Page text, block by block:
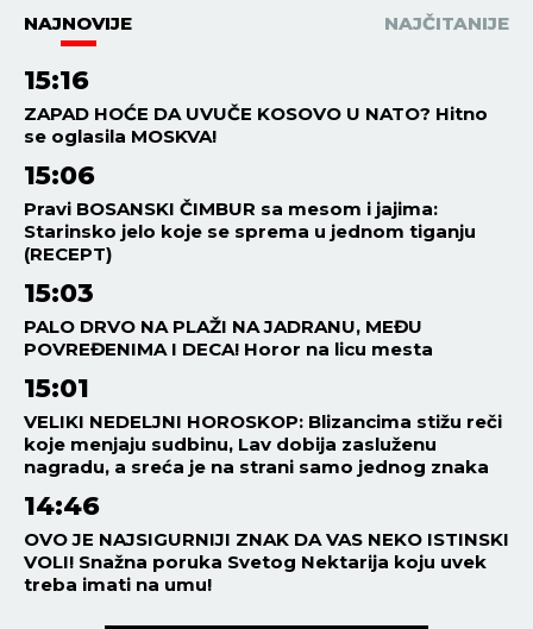
NAJNOVIJE NAJČITANIJE
15:16
ZAPAD HOĆE DA UVUČE KOSOVO U NATO? Hitno
se oglasila MOSKVA!
15:06
Pravi BOSANSKI ČIMBUR sa mesom i jajima:
Starinsko jelo koje se sprema u jednom tiganju
(RECEPT)
15:03
PALO DRVO NA PLAŽI NA JADRANU, MEĐU
POVREĐENIMA I DECA! Horor na licu mesta
15:01
VELIKI NEDELJNI HOROSKOP: Blizancima stižu reči
koje menjaju sudbinu, Lav dobija zasluženu
nagradu, a sreća je na strani samo jednog znaka
14:46
OVO JE NAJSIGURNIJI ZNAK DA VAS NEKO ISTINSKI
VOLI! Snažna poruka Svetog Nektarija koju uvek
treba imati na umu!